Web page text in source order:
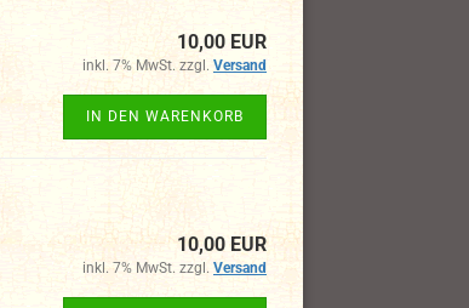
10,00 EUR
inkl. 7% MwSt. zzgl. Versand
IN DEN WARENKORB
10,00 EUR
inkl. 7% MwSt. zzgl. Versand